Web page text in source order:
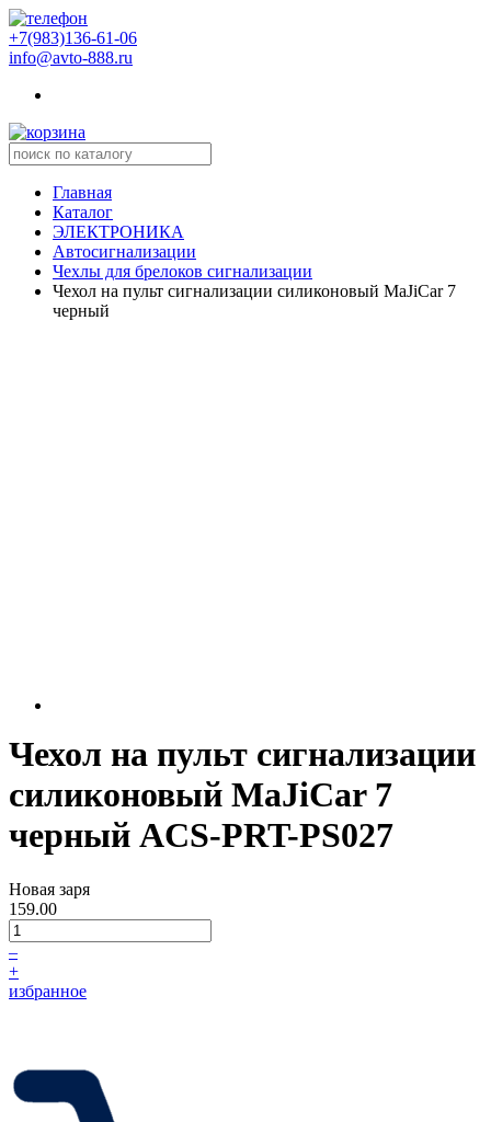
+7(983)136-61-06
info@avto-888.ru
Главная
Каталог
ЭЛЕКТРОНИКА
Автосигнализации
Чехлы для брелоков сигнализации
Чехол на пульт сигнализации силиконовый MaJiCar 7
черный
Чехол на пульт сигнализации
силиконовый MaJiCar 7
черный ACS-PRT-PS027
Новая заря
159.00
–
+
избранное